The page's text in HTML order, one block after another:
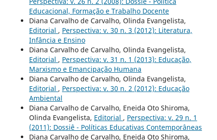
Educacional, Formação e Trabalho Docente
Diana Carvalho de Carvalho, Olinda Evangelista,
Editorial , Perspectiva: v. 30 n. 3 (2012): Literatura,
Infância e Ensino
Diana Carvalho de Carvalho, Olinda Evangelista,
Editorial , Perspectiva: v. 31 n. 1 (2013): Educação,
Marxismo e Emancipação Humana
Diana Carvalho de Carvalho, Olinda Evangelista,
Editorial , Perspectiva: v. 30 n. 2 (2012): Educação
Ambiental
Diana Carvalho de Carvalho, Eneida Oto Shiroma,
Olinda Evangelista, Editorial , Perspectiva: v. 29 n. 1
(2011): Dossiê - Políticas Educativas Contemporâneas
Diana Carvalho de Carvalho, Eneida Oto Shiroma,